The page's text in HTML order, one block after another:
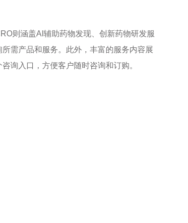
则涵盖AI辅助药物发现、创新药物研发服
需产品和服务。此外，丰富的服务内容展
询入口，方便客户随时咨询和订购。